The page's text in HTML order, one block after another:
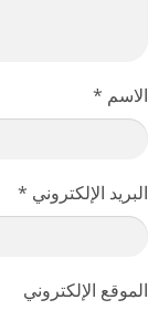
الاسم *
البريد الإلكتروني *
الموقع الإلكتروني